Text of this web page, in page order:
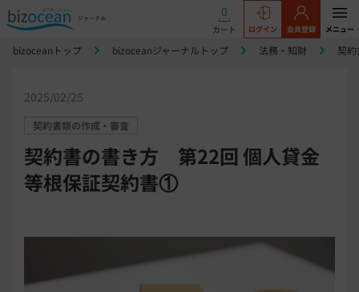
0
カート ログイン 会員登録 メニュー
bizoceanトップ bizoceanジャーナルトップ 法務・知財 契
2025/02/25
契約書類の作成・審査
契約書の書き方 第22回 個人貸金
等根保証契約書①